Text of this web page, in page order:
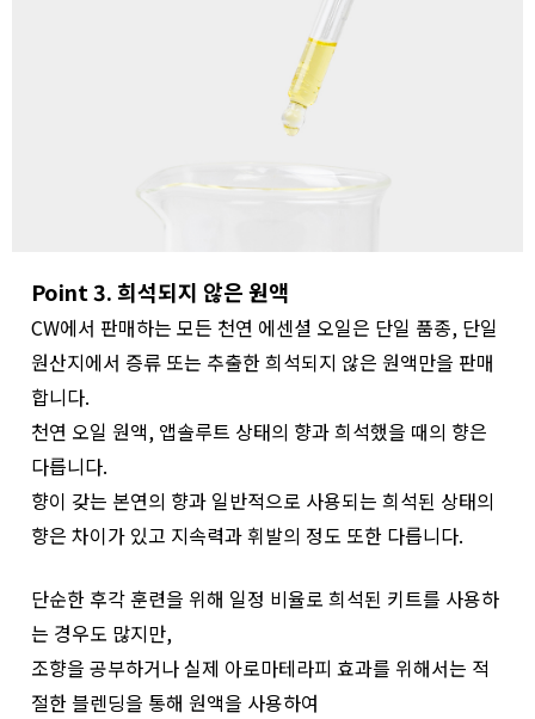
Point 3. 희석되지 않은 원액
CW에서 판매하는 모든 천연 에센셜 오일은 단일 품종, 단일
원산지에서 증류 또는 추출한 희석되지 않은 원액만을 판매
합니다.
천연 오일 원액, 앱솔루트 상태의 향과 희석했을 때의 향은
다릅니다.
향이 갖는 본연의 향과 일반적으로 사용되는 희석된 상태의
향은 차이가 있고 지속력과 휘발의 정도 또한 다릅니다.
단순한 후각 훈련을 위해 일정 비율로 희석된 키트를 사용하
는 경우도 많지만,
조향을 공부하거나 실제 아로마테라피 효과를 위해서는 적
절한 블렌딩을 통해 원액을 사용하여